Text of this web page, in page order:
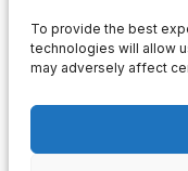
To provide the best
technologies will allow
may adversely affect